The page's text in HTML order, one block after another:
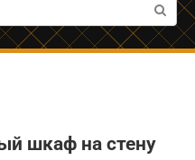
шкаф на стену